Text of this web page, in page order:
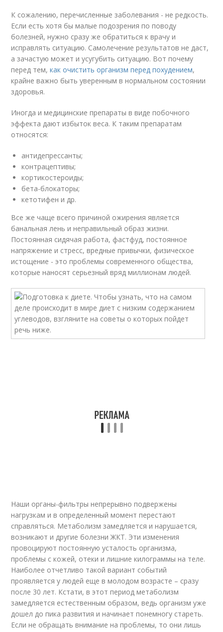
К сожалению, перечисленные заболевания - не редкость.
Если есть хотя бы малые подозрения по поводу
болезней, нужно сразу же обратиться к врачу и
исправлять ситуацию. Самолечение результатов не даст,
а зачастую может и усугубить ситуацию. Вот почему
перед тем,как очистить организм перед похудением,
крайне важно быть уверенным в нормальном состоянии
здоровья.
Иногда и медицинские препараты в виде побочного
эффекта дают избыток веса. К таким препаратам
относятся:
антидепрессанты;
контрацептивы;
кортикостероиды;
бета-блокаторы;
кетотифен и др.
Все же чаще всего причиной ожирения является
банальная лень и неправильный образ жизни.
Постоянная сидячая работа, фастфуд, постоянное
напряжение и стресс, вредные привычки, физическое
истощение - это проблемы современного общества,
которые наносят серьезный вряд миллионам людей.
Наши органы-фильтры непрерывно подвержены
нагрузкам и в определенный момент перестают
справляться. Метаболизм замедляется и нарушается,
возникают и другие болезни ЖКТ. Эти изменения
провоцируют постоянную усталость организма,
проблемы с кожей, отеки и лишние килограммы на теле.
Наиболее отчетливо такой вариант событий
проявляется у людей еще в молодом возрасте – сразу
после 30 лет. Кстати, в этот период метаболизм
замедляется естественным образом, ведь организм уже
дошел до пика развития и начинает понемногу стареть.
Если не обращать внимание на проблемы, то они лишь